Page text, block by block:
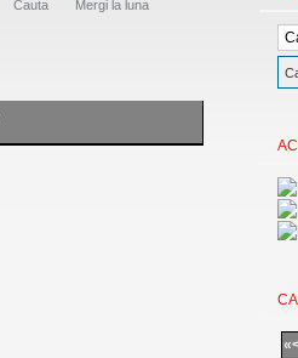
Cauta Mergi la luna
«